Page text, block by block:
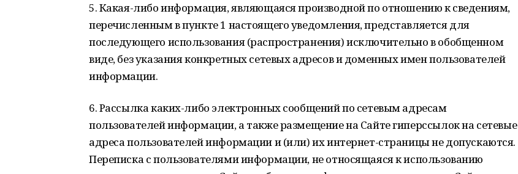
5. Какая-либо информация, являющаяся производной по отношению к сведениям,
перечисленным в пункте 1 настоящего уведомления, представляется для
последующего использования (распространения) исключительно в обобщенном
виде, без указания конкретных сетевых адресов и доменных имен пользователей
информации.
6. Рассылка каких-либо электронных сообщений по сетевым адресам
пользователей информации, а также размещение на Сайте гиперссылок на сетевые
адреса пользователей информации и (или) их интернет-страницы не допускаются.
Переписка с пользователями информации, не относящаяся к использованию